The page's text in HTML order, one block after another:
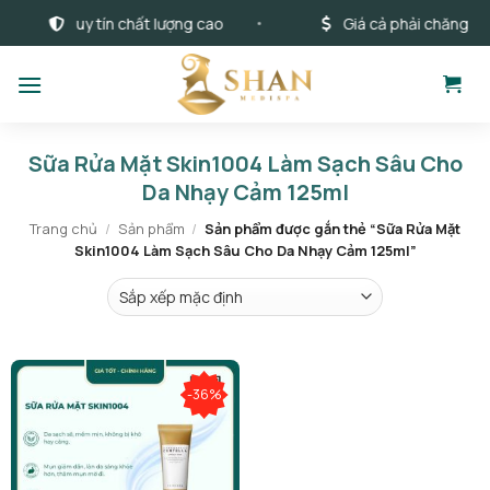
dung
uy tín chất lượng cao Giá cả phải chăng
Sữa Rửa Mặt Skin1004 Làm Sạch Sâu Cho
Da Nhạy Cảm 125ml
Trang chủ / Sản phẩm / Sản phẩm được gắn thẻ “Sữa Rửa Mặt
Skin1004 Làm Sạch Sâu Cho Da Nhạy Cảm 125ml”
-36%